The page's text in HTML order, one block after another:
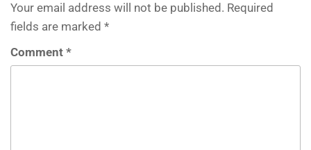
Your email address will not be published. Required
fields are marked *
Comment *